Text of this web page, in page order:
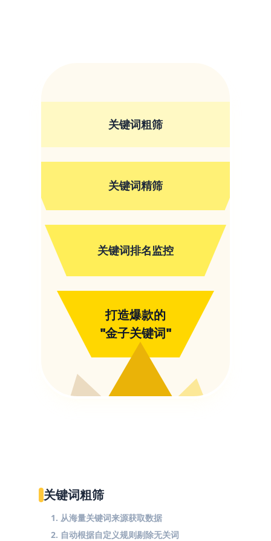
关键词粗筛
关键词精筛
关键词排名监控
打造爆款的
"金子关键词"
关键词粗筛
1. 从海量关键词来源获取数据
2. 自动根据自定义规则剔除无关词